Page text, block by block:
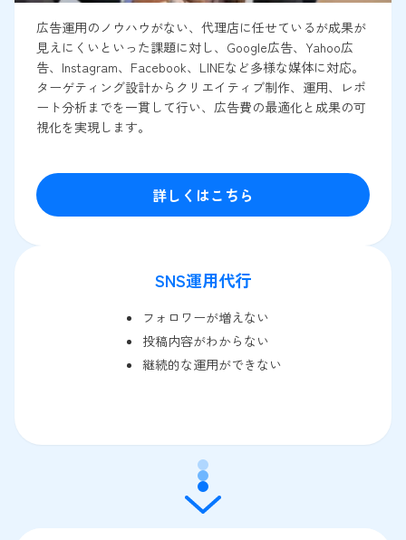
広告運用のノウハウがない、代理店に任せているが成果が
見えにくいといった課題に対し、Google広告、Yahoo広
告、Instagram、Facebook、LINEなど多様な媒体に対応。
ターゲティング設計からクリエイティブ制作、運用、レポ
ート分析までを一貫して行い、広告費の最適化と成果の可
視化を実現します。
詳しくはこちら
SNS運用代行
フォロワーが増えない
投稿内容がわからない
継続的な運用ができない